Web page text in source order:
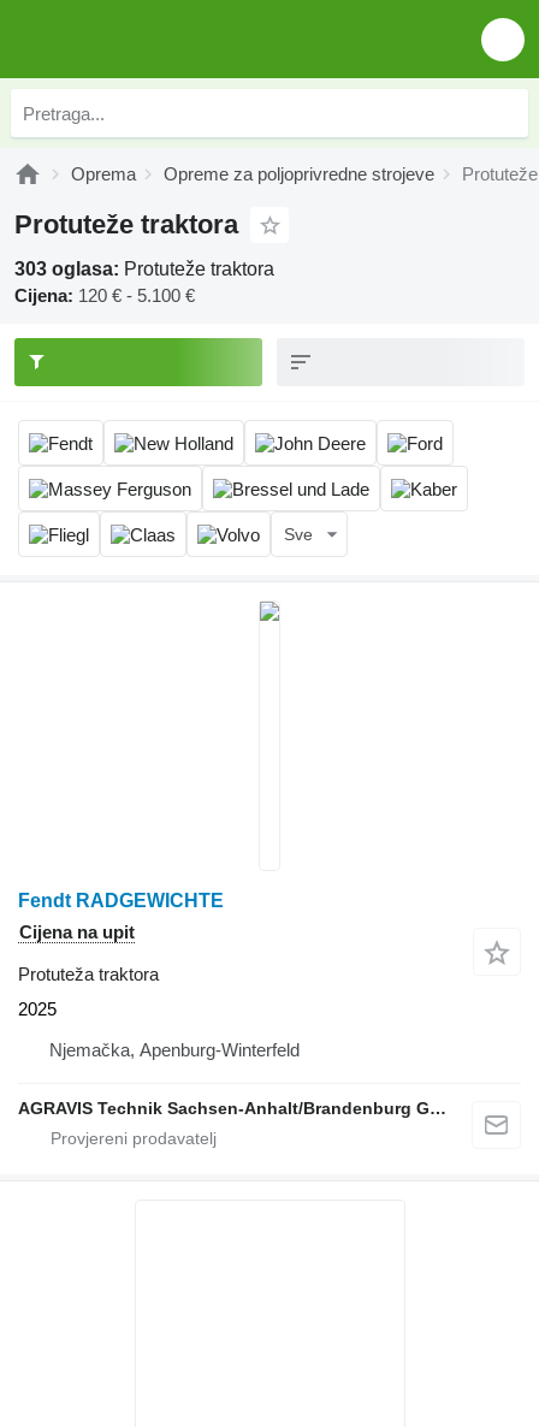
Oprema Opreme za poljoprivredne strojeve
Protuteže traktora
303 oglasa: Protuteže traktora
Cijena: 120 € - 5.100 €
Sve
Fendt RADGEWICHTE
Cijena na upit
Protuteža traktora
2025
Njemačka, Apenburg-Winterfeld
AGRAVIS Technik Sachsen-Anhalt/Brandenburg GmbH